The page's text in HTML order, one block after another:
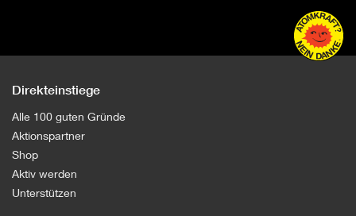
Direkteinstiege
Alle 100 guten Gründe
Aktionspartner
Shop
Aktiv werden
Unterstützen